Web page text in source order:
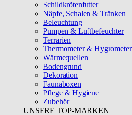
Schildkrötenfutter
Näpfe, Schalen & Tränken
Beleuchtung
Pumpen & Luftbefeuchter
Terrarien
Thermometer & Hygrometer
Wärmequellen
Bodengrund
Dekoration
Faunaboxen
Pflege & Hygiene
Zubehör
UNSERE TOP-MARKEN